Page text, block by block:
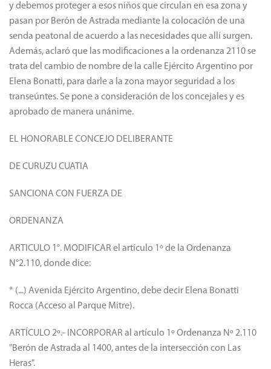
dónde ven que diariamente las personas que por allí transitan,
en los horarios de la escuela Rosende y cruzan la calle sin mirar
y debemos proteger a esos niños que circulan en esa zona y
pasan por Berón de Astrada mediante la colocación de una
senda peatonal de acuerdo a las necesidades que allí surgen.
Además, aclaró que las modificaciones a la ordenanza 2110 se
trata del cambio de nombre de la calle Ejército Argentino por
Elena Bonatti, para darle a la zona mayor seguridad a los
aprobado de manera unánime.
EL HONORABLE CONCEJO DELIBERANTE
DE CURUZU CUATIA
SANCIONA CON FUERZA DE
ORDENANZA
N°2.110, donde dice:
Rocca (Acceso al Parque Mitre).
ARTÍCULO 2º.- INCORPORAR al artículo 1º Ordenanza Nº 2.110